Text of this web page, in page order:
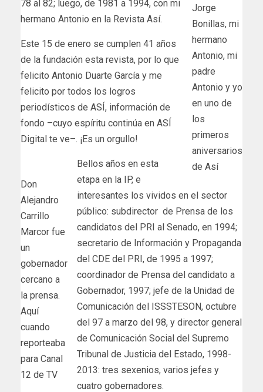
Jorge
Bonillas, mi
hermano
Antonio, mi
padre
Antonio y yo
en uno de
los
primeros
aniversarios
de Así
78 al 82; luego, de 1981 a 1994, con mi
hermano Antonio en la Revista Así.
Este 15 de enero se cumplen 41 años
de la fundación esta revista, por lo que
felicito Antonio Duarte García y me
felicito por todos los logros
periodísticos de ASÍ, información de
fondo –cuyo espíritu continúa en ASÍ
Digital te ve–. ¡Es un orgullo!
Don
Alejandro
Carrillo
Marcor fue
un
gobernador
cercano a
la prensa.
Aquí
cuando
reporteaba
para Canal
12 de TV
Bellos años en esta
etapa en la IP, e
interesantes los vividos en el sector
público: subdirector de Prensa de los
candidatos del PRI al Senado, en 1994;
secretario de Información y Propaganda
del CDE del PRI, de 1995 a 1997;
coordinador de Prensa del candidato a
Gobernador, 1997; jefe de la Unidad de
Comunicación del ISSSTESON, octubre
del 97 a marzo del 98, y director general
de Comunicación Social del Supremo
Tribunal de Justicia del Estado, 1998-
2013: tres sexenios, varios jefes y
cuatro gobernadores.